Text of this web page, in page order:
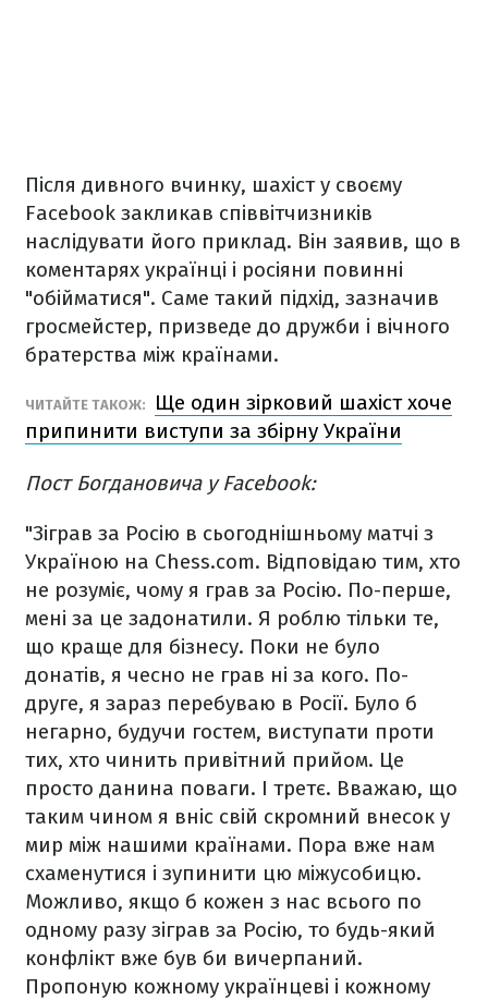
Після дивного вчинку, шахіст у своєму
Facebook закликав співвітчизників
наслідувати його приклад. Він заявив, що в
коментарях українці і росіяни повинні
"обійматися". Саме такий підхід, зазначив
гросмейстер, призведе до дружби і вічного
братерства між країнами.
ЧИТАЙТЕ ТАКОЖ:
Ще один зірковий шахіст хоче
припинити виступи за збірну України
Пост Богдановича у Facebook:
"Зіграв за Росію в сьогоднішньому матчі з
Україною на Chess.com. Відповідаю тим, хто
не розуміє, чому я грав за Росію. По-перше,
мені за це задонатили. Я роблю тільки те,
що краще для бізнесу. Поки не було
донатів, я чесно не грав ні за кого. По-
друге, я зараз перебуваю в Росії. Було б
негарно, будучи гостем, виступати проти
тих, хто чинить привітний прийом. Це
просто данина поваги. І третє. Вважаю, що
таким чином я вніс свій скромний внесок у
мир між нашими країнами. Пора вже нам
схаменутися і зупинити цю міжусобицю.
Можливо, якщо б кожен з нас всього по
одному разу зіграв за Росію, то будь-який
конфлікт вже був би вичерпаний.
Пропоную кожному українцеві і кожному